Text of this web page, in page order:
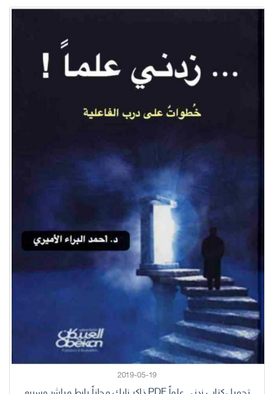
2019-05-19